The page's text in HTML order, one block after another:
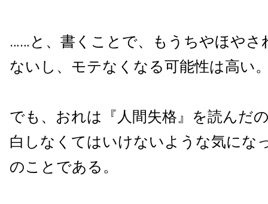
……と、書くことで、もうちやほやさ
ないし、モテなくなる可能性は高い
でも、おれは『人間失格』を読んだ
白しなくてはいけないような気にな
のことである。